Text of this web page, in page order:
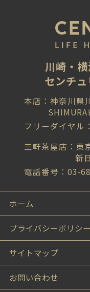
川崎・
センチ
本店：神奈川県
フリーダイヤル
三軒茶屋店：東
新
電話番号：03-
ホーム
プライバシーポリシー
サイトマップ
お問い合わせ